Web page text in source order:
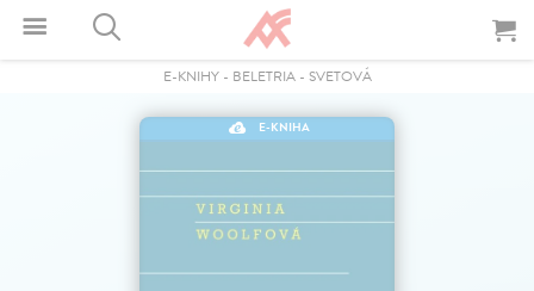
E-KNIHY- BELETRIA- SVETOVÁ
E-KNIHA